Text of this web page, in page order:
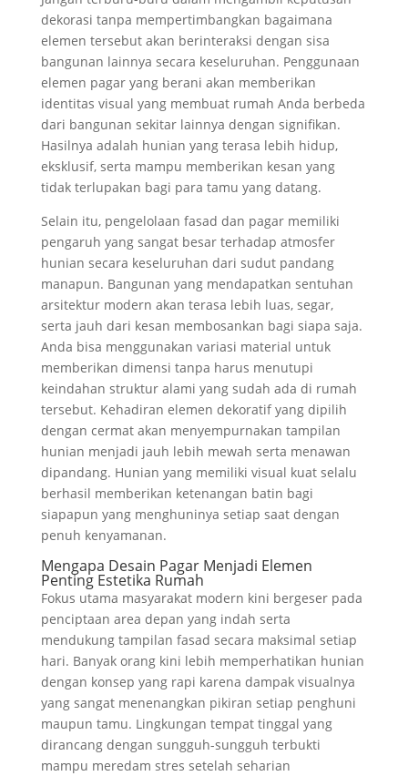
dekorasi tanpa mempertimbangkan bagaimana
elemen tersebut akan berinteraksi dengan sisa
bangunan lainnya secara keseluruhan. Penggunaan
elemen pagar yang berani akan memberikan
identitas visual yang membuat rumah Anda berbeda
dari bangunan sekitar lainnya dengan signifikan.
Hasilnya adalah hunian yang terasa lebih hidup,
eksklusif, serta mampu memberikan kesan yang
tidak terlupakan bagi para tamu yang datang.
Selain itu, pengelolaan fasad dan pagar memiliki
pengaruh yang sangat besar terhadap atmosfer
hunian secara keseluruhan dari sudut pandang
manapun. Bangunan yang mendapatkan sentuhan
arsitektur modern akan terasa lebih luas, segar,
serta jauh dari kesan membosankan bagi siapa saja.
Anda bisa menggunakan variasi material untuk
memberikan dimensi tanpa harus menutupi
keindahan struktur alami yang sudah ada di rumah
tersebut. Kehadiran elemen dekoratif yang dipilih
dengan cermat akan menyempurnakan tampilan
hunian menjadi jauh lebih mewah serta menawan
dipandang. Hunian yang memiliki visual kuat selalu
berhasil memberikan ketenangan batin bagi
siapapun yang menghuninya setiap saat dengan
penuh kenyamanan.
Mengapa Desain Pagar Menjadi Elemen
Penting Estetika Rumah
Fokus utama masyarakat modern kini bergeser pada
penciptaan area depan yang indah serta
mendukung tampilan fasad secara maksimal setiap
hari. Banyak orang kini lebih memperhatikan hunian
dengan konsep yang rapi karena dampak visualnya
yang sangat menenangkan pikiran setiap penghuni
maupun tamu. Lingkungan tempat tinggal yang
dirancang dengan sungguh-sungguh terbukti
mampu meredam stres setelah seharian